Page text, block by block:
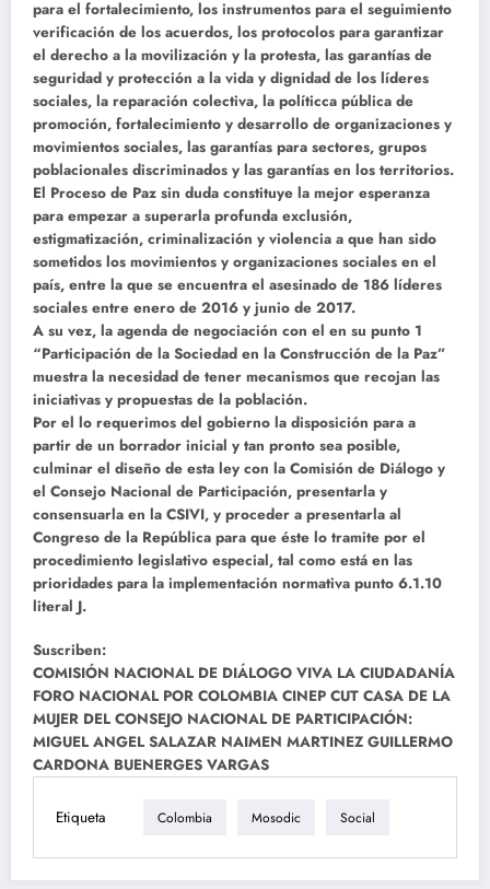
para el fortalecimiento, los instrumentos para el seguimiento
verificación de los acuerdos, los protocolos para garantizar
el derecho a la movilización y la protesta, las garantías de
seguridad y protección a la vida y dignidad de los líderes
sociales, la reparación colectiva, la políticca pública de
promoción, fortalecimiento y desarrollo de organizaciones y
movimientos sociales, las garantías para sectores, grupos
poblacionales discriminados y las garantías en los territorios.
El Proceso de Paz sin duda constituye la mejor esperanza
para empezar a superarla profunda exclusión,
estigmatización, criminalización y violencia a que han sido
sometidos los movimientos y organizaciones sociales en el
país, entre la que se encuentra el asesinado de 186 líderes
sociales entre enero de 2016 y junio de 2017.
A su vez, la agenda de negociación con el en su punto 1
“Participación de la Sociedad en la Construcción de la Paz”
muestra la necesidad de tener mecanismos que recojan las
iniciativas y propuestas de la población.
Por el lo requerimos del gobierno la disposición para a
partir de un borrador inicial y tan pronto sea posible,
culminar el diseño de esta ley con la Comisión de Diálogo y
el Consejo Nacional de Participación, presentarla y
consensuarla en la CSIVI, y proceder a presentarla al
Congreso de la República para que éste lo tramite por el
procedimiento legislativo especial, tal como está en las
prioridades para la implementación normativa punto 6.1.10
literal J.
Suscriben:
COMISIÓN NACIONAL DE DIÁLOGO VIVA LA CIUDADANÍA
FORO NACIONAL POR COLOMBIA CINEP CUT CASA DE LA
MUJER DEL CONSEJO NACIONAL DE PARTICIPACIÓN:
MIGUEL ANGEL SALAZAR NAIMEN MARTINEZ GUILLERMO
CARDONA BUENERGES VARGAS
Etiqueta Colombia Mosodic Social